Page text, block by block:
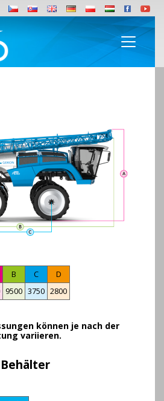
B C
D
9500 3750 2800
können je nach der
variieren.